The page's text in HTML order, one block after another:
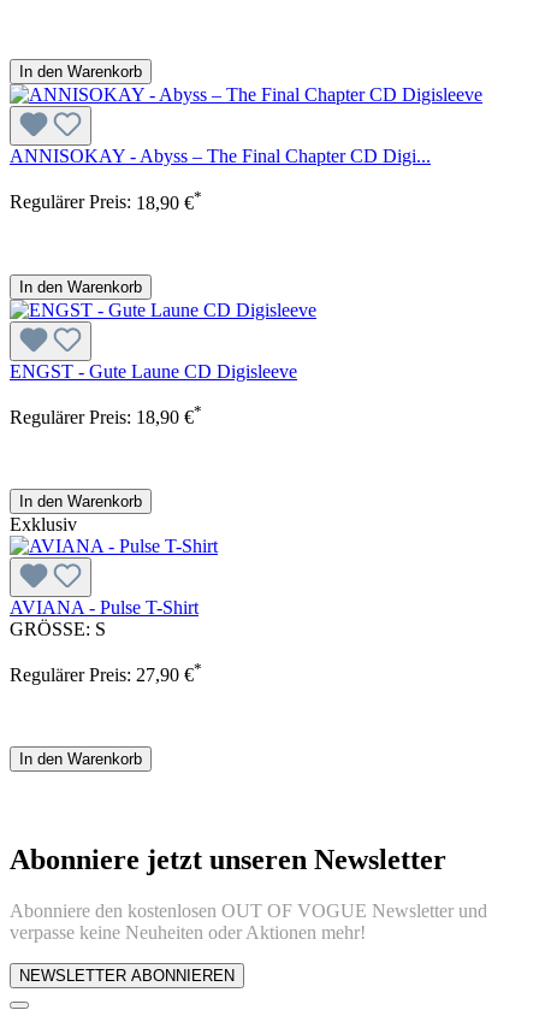
In den Warenkorb
ANNISOKAY - Abyss – The Final Chapter CD Digi...
Regulärer Preis: 18,90 €*
In den Warenkorb
ENGST - Gute Laune CD Digisleeve
Regulärer Preis: 18,90 €*
In den Warenkorb
Exklusiv
AVIANA - Pulse T-Shirt
GRÖSSE: S
Regulärer Preis: 27,90 €*
In den Warenkorb
Abonniere jetzt unseren Newsletter
Abonniere den kostenlosen OUT OF VOGUE Newsletter und
verpasse keine Neuheiten oder Aktionen mehr!
NEWSLETTER ABONNIEREN